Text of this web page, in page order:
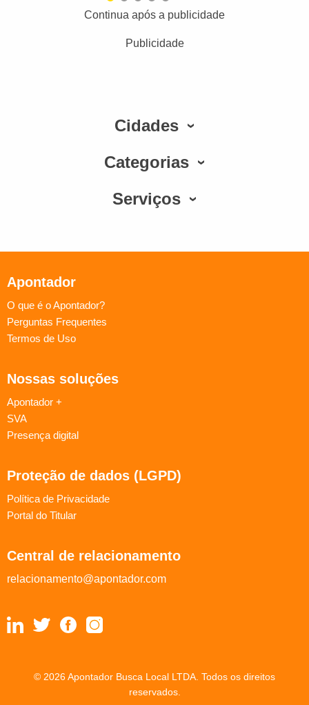
Continua após a publicidade
Publicidade
Cidades
Categorias
Serviços
Apontador
O que é o Apontador?
Perguntas Frequentes
Termos de Uso
Nossas soluções
Apontador +
SVA
Presença digital
Proteção de dados (LGPD)
Política de Privacidade
Portal do Titular
Central de relacionamento
relacionamento@apontador.com
© 2026 Apontador Busca Local LTDA. Todos os direitos
reservados.